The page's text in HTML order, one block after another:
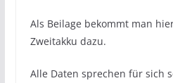
Als Beilage bekommt man
Zweitakku dazu.
Alle Daten sprechen für sich